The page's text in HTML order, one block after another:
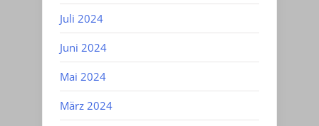
Juli 2024
Juni 2024
Mai 2024
März 2024